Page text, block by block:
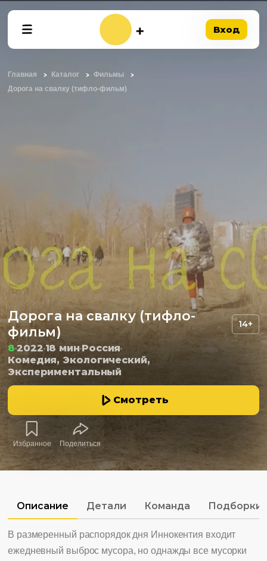
Вход
Главная Каталог
Фильмы
Дорога на свалку (тифло-фильм)
Дорога на свалку (тифло-
фильм)
14+
8 202218 мин Россия
Комедия, Экологический,
Экспериментальный
Смотреть
Избранное Поделиться
Описание Детали Команда Подборки
В размеренный распорядок дня Иннокентия входит
ежедневный выброс мусора, но однажды все мусорки